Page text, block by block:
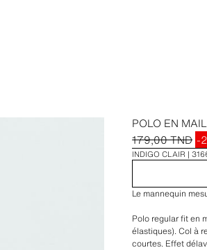
POLO EN
179,00 TND -
INDIGO CLAIR
Le mannequin
Polo regular fit en
élastiques). Col à
courtes. Effet